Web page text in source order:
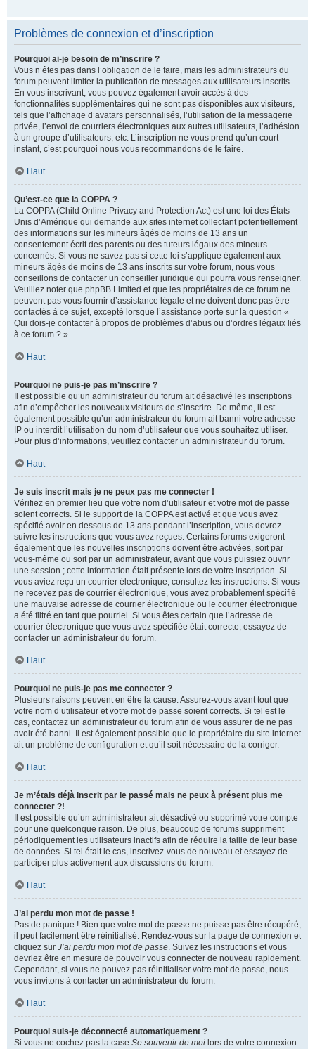
Problèmes de connexion et d’inscription
Pourquoi ai-je besoin de m’inscrire ?
Vous n’êtes pas dans l’obligation de le faire, mais les administrateurs du
forum peuvent limiter la publication de messages aux utilisateurs inscrits.
En vous inscrivant, vous pouvez également avoir accès à des
fonctionnalités supplémentaires qui ne sont pas disponibles aux visiteurs,
tels que l’affichage d’avatars personnalisés, l’utilisation de la messagerie
privée, l’envoi de courriers électroniques aux autres utilisateurs, l’adhésion
à un groupe d’utilisateurs, etc. L’inscription ne vous prend qu’un court
instant, c’est pourquoi nous vous recommandons de le faire.
Haut
Qu’est-ce que la COPPA ?
La COPPA (Child Online Privacy and Protection Act) est une loi des États-
Unis d’Amérique qui demande aux sites internet collectant potentiellement
des informations sur les mineurs âgés de moins de 13 ans un
consentement écrit des parents ou des tuteurs légaux des mineurs
concernés. Si vous ne savez pas si cette loi s’applique également aux
mineurs âgés de moins de 13 ans inscrits sur votre forum, nous vous
conseillons de contacter un conseiller juridique qui pourra vous renseigner.
Veuillez noter que phpBB Limited et que les propriétaires de ce forum ne
peuvent pas vous fournir d’assistance légale et ne doivent donc pas être
contactés à ce sujet, excepté lorsque l’assistance porte sur la question «
Qui dois-je contacter à propos de problèmes d’abus ou d’ordres légaux liés
à ce forum ? ».
Haut
Pourquoi ne puis-je pas m’inscrire ?
Il est possible qu’un administrateur du forum ait désactivé les inscriptions
afin d’empêcher les nouveaux visiteurs de s’inscrire. De même, il est
également possible qu’un administrateur du forum ait banni votre adresse
IP ou interdit l’utilisation du nom d’utilisateur que vous souhaitez utiliser.
Pour plus d’informations, veuillez contacter un administrateur du forum.
Haut
Je suis inscrit mais je ne peux pas me connecter !
Vérifiez en premier lieu que votre nom d’utilisateur et votre mot de passe
soient corrects. Si le support de la COPPA est activé et que vous avez
spécifié avoir en dessous de 13 ans pendant l’inscription, vous devrez
suivre les instructions que vous avez reçues. Certains forums exigeront
également que les nouvelles inscriptions doivent être activées, soit par
vous-même ou soit par un administrateur, avant que vous puissiez ouvrir
une session ; cette information était présente lors de votre inscription. Si
vous aviez reçu un courrier électronique, consultez les instructions. Si vous
ne recevez pas de courrier électronique, vous avez probablement spécifié
une mauvaise adresse de courrier électronique ou le courrier électronique
a été filtré en tant que pourriel. Si vous êtes certain que l’adresse de
courrier électronique que vous avez spécifiée était correcte, essayez de
contacter un administrateur du forum.
Haut
Pourquoi ne puis-je pas me connecter ?
Plusieurs raisons peuvent en être la cause. Assurez-vous avant tout que
votre nom d’utilisateur et votre mot de passe soient corrects. Si tel est le
cas, contactez un administrateur du forum afin de vous assurer de ne pas
avoir été banni. Il est également possible que le propriétaire du site internet
ait un problème de configuration et qu’il soit nécessaire de la corriger.
Haut
Je m’étais déjà inscrit par le passé mais ne peux à présent plus me
connecter ?!
Il est possible qu’un administrateur ait désactivé ou supprimé votre compte
pour une quelconque raison. De plus, beaucoup de forums suppriment
périodiquement les utilisateurs inactifs afin de réduire la taille de leur base
de données. Si tel était le cas, inscrivez-vous de nouveau et essayez de
participer plus activement aux discussions du forum.
Haut
J’ai perdu mon mot de passe !
Pas de panique ! Bien que votre mot de passe ne puisse pas être récupéré,
il peut facilement être réinitialisé. Rendez-vous sur la page de connexion et
cliquez sur J’ai perdu mon mot de passe. Suivez les instructions et vous
devriez être en mesure de pouvoir vous connecter de nouveau rapidement.
Cependant, si vous ne pouvez pas réinitialiser votre mot de passe, nous
vous invitons à contacter un administrateur du forum.
Haut
Pourquoi suis-je déconnecté automatiquement ?
Si vous ne cochez pas la case Se souvenir de moi lors de votre connexion